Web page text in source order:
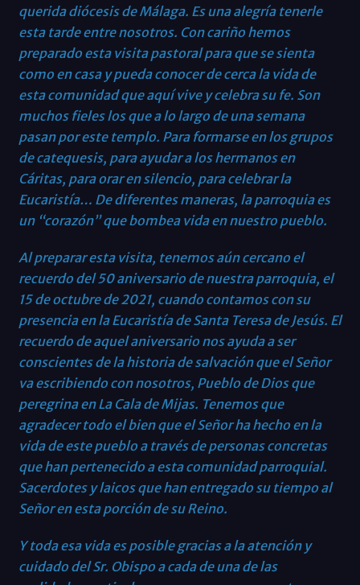
querida diócesis de Málaga. Es una alegría tenerle
esta tarde entre nosotros. Con cariño hemos
preparado esta visita pastoral para que se sienta
como en casa y pueda conocer de cerca la vida de
esta comunidad que aquí vive y celebra su fe. Son
muchos fieles los que a lo largo de una semana
pasan por este templo. Para formarse en los grupos
de catequesis, para ayudar a los hermanos en
Cáritas, para orar en silencio, para celebrar la
Eucaristía… De diferentes maneras, la parroquia es
un “corazón” que bombea vida en nuestro pueblo.
Al preparar esta visita, tenemos aún cercano el
recuerdo del 50 aniversario de nuestra parroquia, el
15 de octubre de 2021, cuando contamos con su
presencia en la Eucaristía de Santa Teresa de Jesús. El
recuerdo de aquel aniversario nos ayuda a ser
conscientes de la historia de salvación que el Señor
va escribiendo con nosotros, Pueblo de Dios que
peregrina en La Cala de Mijas. Tenemos que
agradecer todo el bien que el Señor ha hecho en la
vida de este pueblo a través de personas concretas
que han pertenecido a esta comunidad parroquial.
Sacerdotes y laicos que han entregado su tiempo al
Señor en esta porción de su Reino.
Y toda esa vida es posible gracias a la atención y
cuidado del Sr. Obispo a cada de una de las